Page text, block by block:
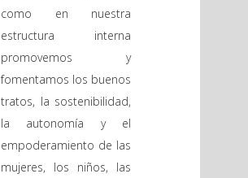
como en nuestra
estructura interna
promovemos y
fomentamos los buenos
tratos, la sostenibilidad,
la autonomía y el
empoderamiento de las
mujeres, los niños, las